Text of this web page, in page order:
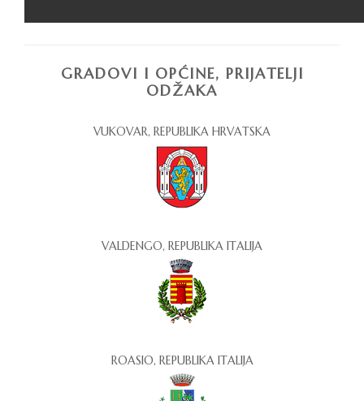
GRADOVI I OPĆINE, PRIJATELJI
ODŽAKA
VUKOVAR, REPUBLIKA HRVATSKA
VALDENGO, REPUBLIKA ITALIJA
ROASIO, REPUBLIKA ITALIJA